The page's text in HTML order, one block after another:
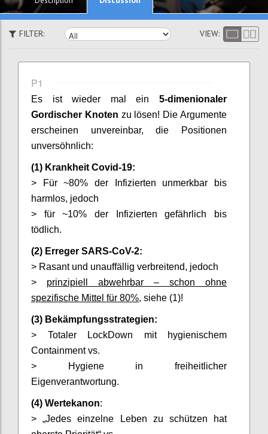
FILTER: VIEW:
P1
Es ist wieder mal ein 5-dimenionaler
Gordischer Knoten zu lösen! Die Argumente
erscheinen unvereinbar, die Positionen
unversöhnlich:
(1) Krankheit Covid-19:
> Für ~80% der Infizierten unmerkbar bis
harmlos, jedoch
> für ~10% der Infizierten gefährlich bis
tödlich.
(2) Erreger SARS-CoV-2:
> Rasant und unauffällig verbreitend, jedoch
> prinzipiell abwehrbar – schon ohne
spezifische Mittel für 80%, siehe (1)!
(3) Bekämpfungsstrategien:
> Totaler LockDown mit hygienischem
Containment vs.
> Hygiene in freiheitlicher
Eigenverantwortung.
(4) Wertekanon:
> „Jedes einzelne Leben zu schützen hat